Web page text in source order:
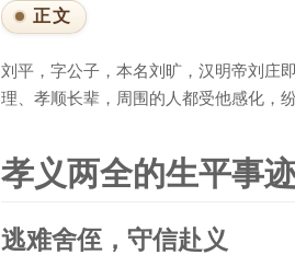
正文
刘平，字公子，本名刘旷，汉明帝刘庄
理、孝顺长辈，周围的人都受他感化，
孝义两全的生平事
逃难舍侄，守信赴义